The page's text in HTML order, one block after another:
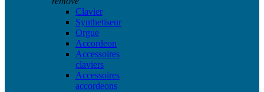
Clavier
Synthetiseur
Orgue
Accordeon
Accessoires
claviers
Accessoires
accordeons